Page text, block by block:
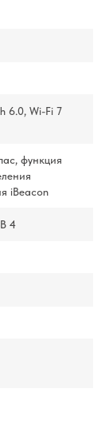
6.0, Wi-Fi 7
функция
iBeacon
4